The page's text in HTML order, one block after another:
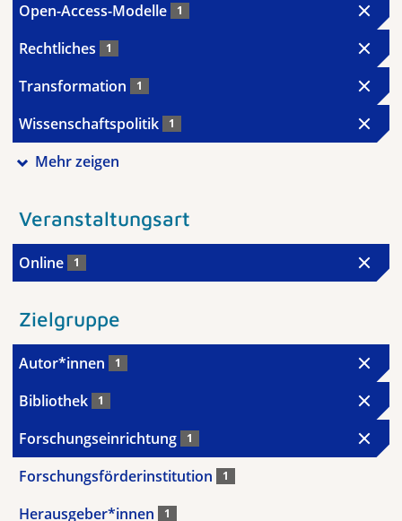
Open-Access-Modelle 1
Rechtliches 1
Transformation 1
Wissenschaftspolitik 1
Mehr zeigen
Veranstaltungsart
Online 1
Zielgruppe
Autor*innen 1
Bibliothek 1
Forschungseinrichtung 1
Forschungsförderinstitution 1
Herausgeber*innen 1